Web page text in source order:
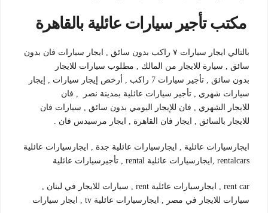
مكتب تأجير سيارات عائلية بالقاهرة
بالتالي ايجار سيارات ٧ راكب بدون سائق , ايجار سيارات فان بدون
سائق , سيارة للايجار من المالك , مطلوب سيارات للايجار
بدون سائق , تأجير سيارات 7 راكب , أرخص إيجار سيارات , إيجار
سيارات شهري , تأجير سيارات عائلية بمدينة نصر , فان
للايجار الشهري , فان للإيجار اليومي بدون سائق , سيارات فان
للايجار بالسائق , ايجار فان القاهرة , ايجار مرسيدس فان .
ايجارسيارات عائلية , ايجارسيارات عائلية جدة , ايجارسيارات عائلية
rentalcars ,ايجارسيارات عائلية rental , تأجيرسيارات عائلية
rent car , ايجارسيارات عائلية rent , سيارات للايجار في لبنان ,
سيارات للايجار في مصر , ايجارسيارات عائلية tv , ايجار سيارات